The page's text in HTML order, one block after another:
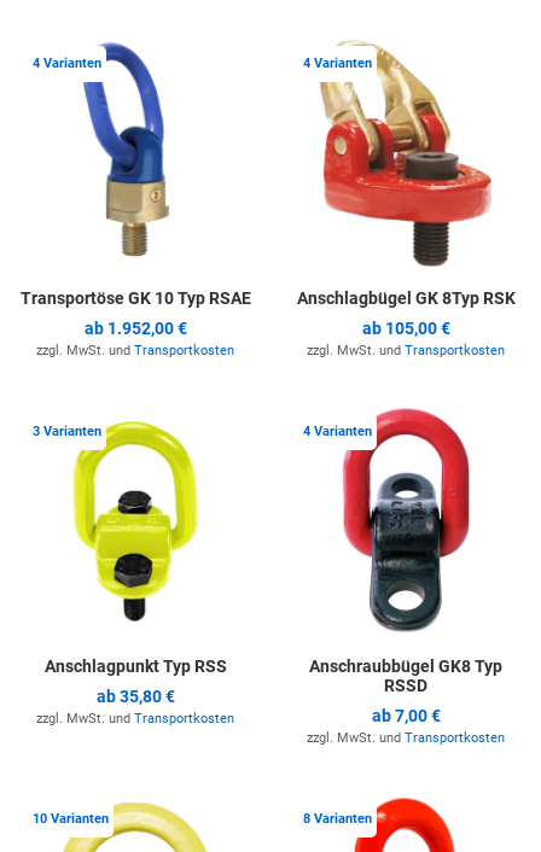
4 Varianten Zur Merkliste hinzufügen
Transportöse GK 10 Typ RSAE
ab 1.952,00 €
zzgl. MwSt. und Transportkosten
4 Varianten
Anschlagbügel GK 8Typ RSK
ab 105,00 €
zzgl. MwSt. und Transportkosten
3 Varianten Zur Merkliste hinzufügen
Anschlagpunkt Typ RSS
ab35,80 €
zzgl. MwSt. und Transportkosten
4 Varianten
Anschraubbügel GK8 Typ
RSSD
ab7,00 €
zzgl. MwSt. und Transportkosten
10 Varianten Zur Merkliste hinzufügen
8 Varianten